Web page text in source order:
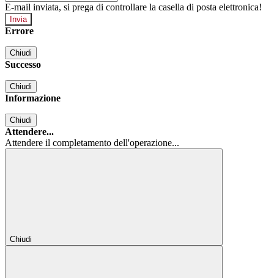
E-mail inviata, si prega di controllare la casella di posta elettronica!
Errore
Chiudi
Successo
Chiudi
Informazione
Chiudi
Attendere...
Attendere il completamento dell'operazione...
Chiudi